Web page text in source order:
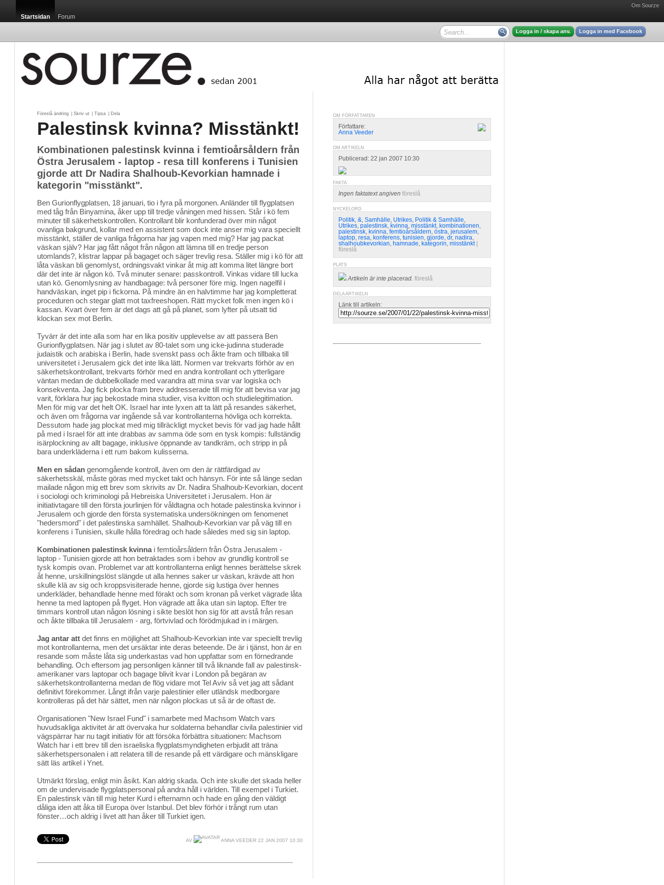
Om Sourze
Startsidan Forum
Logga in / skapa anv. Logga in med Facebook
Föreslå ändring Skriv ut Tipsa Dela
Palestinsk kvinna? Misstänkt!
Kombinationen palestinsk kvinna i femtioårsåldern från
Östra Jerusalem - laptop - resa till konferens i Tunisien
gjorde att Dr Nadira Shalhoub-Kevorkian hamnade i
kategorin "misstänkt".
Ben Gurionflygplatsen, 18 januari, tio i fyra på morgonen. Anländer till flygplatsen
med tåg från Binyamina, åker upp till tredje våningen med hissen. Står i kö fem
minuter till säkerhetskontrollen. Kontrollant blir konfunderad över min något
ovanliga bakgrund, kollar med en assistent som dock inte anser mig vara speciellt
misstänkt, ställer de vanliga frågorna har jag vapen med mig? Har jag packat
väskan själv? Har jag fått något från någon att lämna till en tredje person
utomlands?, klistrar lappar på bagaget och säger trevlig resa. Ställer mig i kö för att
låta väskan bli genomlyst, ordningsvakt vinkar åt mig att komma litet längre bort
där det inte är någon kö. Två minuter senare: passkontroll. Vinkas vidare till lucka
utan kö. Genomlysning av handbagage: två personer före mig. Ingen nagelfil i
handväskan, inget pip i fickorna. På mindre än en halvtimme har jag kompletterat
proceduren och stegar glatt mot taxfreeshopen. Rätt mycket folk men ingen kö i
kassan. Kvart över fem är det dags att gå på planet, som lyfter på utsatt tid
klockan sex mot Berlin.
Tyvärr är det inte alla som har en lika positiv upplevelse av att passera Ben
Gurionflygplatsen. När jag i slutet av 80-talet som ung icke-judinna studerade
judaistik och arabiska i Berlin, hade svenskt pass och åkte fram och tillbaka till
universitetet i Jerusalem gick det inte lika lätt. Normen var trekvarts förhör av en
säkerhetskontrollant, trekvarts förhör med en andra kontrollant och ytterligare
väntan medan de dubbelkollade med varandra att mina svar var logiska och
konsekventa. Jag fick plocka fram brev addresserade till mig för att bevisa var jag
varit, förklara hur jag bekostade mina studier, visa kvitton och studielegitimation.
Men för mig var det helt OK. Israel har inte lyxen att ta lätt på resandes säkerhet,
och även om frågorna var ingående så var kontrollanterna hövliga och korrekta.
Dessutom hade jag plockat med mig tillräckligt mycket bevis för vad jag hade hållt
på med i Israel för att inte drabbas av samma öde som en tysk kompis: fullständig
isärplockning av allt bagage, inklusive öppnande av tandkräm, och stripp in på
bara underkläderna i ett rum bakom kulisserna.
Men en sådan genomgående kontroll, även om den är rättfärdigad av
säkerhetsskäl, måste göras med mycket takt och hänsyn. För inte så länge sedan
mailade någon mig ett brev som skrivits av Dr. Nadira Shalhoub-Kevorkian, docent
i sociologi och kriminologi på Hebreiska Universitetet i Jerusalem. Hon är
initiativtagare till den första jourlinjen för våldtagna och hotade palestinska kvinnor i
Jerusalem och gjorde den första systematiska undersökningen om fenomenet
"hedersmord" i det palestinska samhället. Shalhoub-Kevorkian var på väg till en
konferens i Tunisien, skulle hålla föredrag och hade således med sig sin laptop.
Kombinationen palestinsk kvinnai femtioårsåldern från Östra Jerusalem -
laptop - Tunisien gjorde att hon betraktades som i behov av grundlig kontroll se
tysk kompis ovan. Problemet var att kontrollanterna enligt hennes berättelse skrek
åt henne, urskillningslöst slängde ut alla hennes saker ur väskan, krävde att hon
skulle klä av sig och kroppsvisiterade henne, gjorde sig lustiga över hennes
underkläder, behandlade henne med förakt och som kronan på verket vägrade låta
henne ta med laptopen på flyget. Hon vägrade att åka utan sin laptop. Efter tre
timmars kontroll utan någon lösning i sikte beslöt hon sig för att avstå från resan
och åkte tillbaka till Jerusalem - arg, förtvivlad och förödmjukad in i märgen.
Jag antar att det finns en möjlighet att Shalhoub-Kevorkian inte var speciellt trevlig
mot kontrollanterna, men det ursäktar inte deras beteende. De är i tjänst, hon är en
resande som måste låta sig underkastas vad hon uppfattar som en förnedrande
behandling. Och eftersom jag personligen känner till två liknande fall av palestinsk-
amerikaner vars laptopar och bagage blivit kvar i London på begäran av
säkerhetskontrollanterna medan de flög vidare mot Tel Aviv så vet jag att sådant
definitivt förekommer. Långt ifrån varje palestinier eller utländsk medborgare
kontrolleras på det här sättet, men när någon plockas ut så är de oftast de.
Organisationen "New Israel Fund" i samarbete med Machsom Watch vars
huvudsakliga aktivitet är att övervaka hur soldaterna behandlar civila palestinier vid
vägspärrar har nu tagit initiativ för att försöka förbättra situationen: Machsom
Watch har i ett brev till den israeliska flygplatsmyndigheten erbjudit att träna
säkerhetspersonalen i att relatera till de resande på ett värdigare och mänskligare
sätt läs artikel i Ynet.
Utmärkt förslag, enligt min åsikt. Kan aldrig skada. Och inte skulle det skada heller
om de undervisade flygplatspersonal på andra håll i världen. Till exempel i Turkiet.
En palestinsk vän till mig heter Kurd i efternamn och hade en gång den väldigt
dåliga iden att åka till Europa över Istanbul. Det blev förhör i trångt rum utan
fönster…och aldrig i livet att han åker till Turkiet igen.
AV ANNA VEEDER 22 JAN 2007 10:30
OM FÖRFATTAREN
Författare:
Anna Veeder
OM ARTIKELN
Publicerad: 22 jan 2007 10:30
FAKTA
Ingen faktatext angiven föreslå
NYCKELORD
Politik, &, Samhälle, Utrikes, Politik & Samhälle,
Utrikes, palestinsk, kvinna, misstänkt, kombinationen,
palestinsk, kvinna, femtioårsåldern, östra, jerusalem,
laptop, resa, konferens, tunisien, gjorde, dr, nadira,
shalhoubkevorkian, hamnade, kategorin, misstänkt
föreslå
PLATS
Artikeln är inte placerad. föreslå
DELA ARTIKELN
Länk till artikeln: